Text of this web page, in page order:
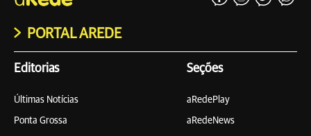
PORTAL AREDE
Editorias
Últimas Notícias
Ponta Grossa
Seções
aRedePlay
aRedeNews